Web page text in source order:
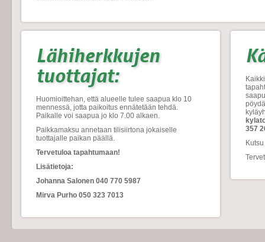
Lähiherkkujen
tuottajat:
Huomioittehan, että alueelle tulee saapua klo 10
mennessä, jotta paikoitus ennätetään tehdä.
Paikalle voi saapua jo klo 7.00 alkaen.
Paikkamaksu annetaan tilisiirtona jokaiselle
tuottajalle paikan päällä.
Tervetuloa tapahtumaan!
Lisätietoja:
Johanna Salonen 040 770 5987
Mirva Purho 050 323 7013
357